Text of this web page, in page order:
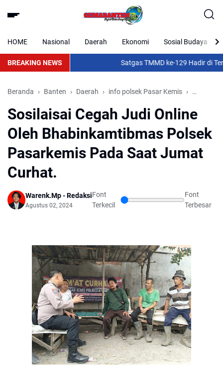
HOME Nasional Daerah Ekonomi Sosial Budaya
BREAKING NEWS Satgas TMMD ke-129 Hadir di
Beranda Banten Daerah info polsek Pasar Kemis Nasional
Sosilaisai Cegah Judi Online
Oleh Bhabinkamtibmas Polsek
Pasarkemis Pada Saat Jumat
Curhat.
Warenk.Mp - Redaksi
Agustus 02, 2024
Font
Terkecil
Font
Terbesar